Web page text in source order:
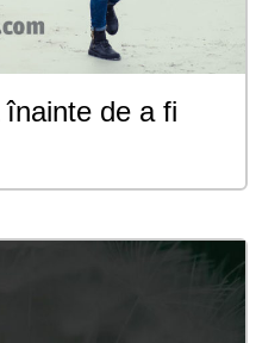
de a fi